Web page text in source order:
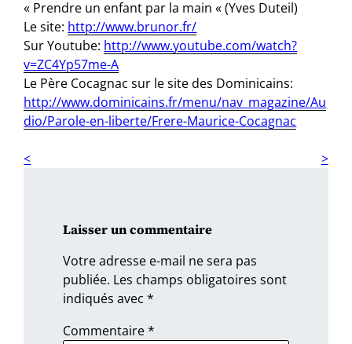
« Prendre un enfant par la main « (Yves Duteil)
Le site: http://www.brunor.fr/
Sur Youtube: http://www.youtube.com/watch?
v=ZC4Yp57me-A
Le Père Cocagnac sur le site des Dominicains:
http://www.dominicains.fr/menu/nav_magazine/Au
dio/Parole-en-liberte/Frere-Maurice-Cocagnac
Laisser un commentaire
Votre adresse e-mail ne sera pas
publiée. Les champs obligatoires sont
indiqués avec*
Commentaire*